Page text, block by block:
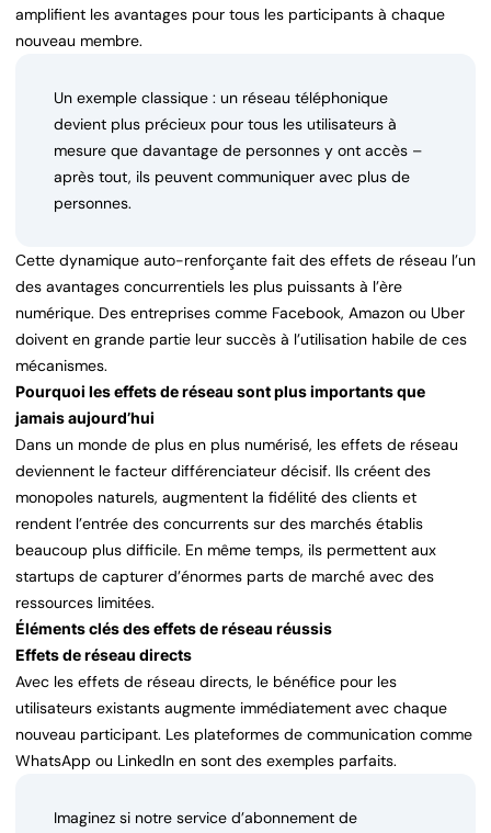
amplifient les avantages pour tous les participants à chaque
nouveau membre.
Un exemple classique : un réseau téléphonique
devient plus précieux pour tous les utilisateurs à
mesure que davantage de personnes y ont accès –
après tout, ils peuvent communiquer avec plus de
personnes.
Cette dynamique auto-renforçante fait des effets de réseau l’un
des avantages concurrentiels les plus puissants à l’ère
numérique. Des entreprises comme Facebook, Amazon ou Uber
doivent en grande partie leur succès à l’utilisation habile de ces
mécanismes.
Pourquoi les effets de réseau sont plus importants que
jamais aujourd’hui
Dans un monde de plus en plus numérisé, les effets de réseau
deviennent le facteur différenciateur décisif. Ils créent des
monopoles naturels, augmentent la fidélité des clients et
rendent l’entrée des concurrents sur des marchés établis
beaucoup plus difficile. En même temps, ils permettent aux
startups de capturer d’énormes parts de marché avec des
ressources limitées.
Éléments clés des effets de réseau réussis
Effets de réseau directs
Avec les effets de réseau directs, le bénéfice pour les
utilisateurs existants augmente immédiatement avec chaque
nouveau participant. Les plateformes de communication comme
WhatsApp ou LinkedIn en sont des exemples parfaits.
Imaginez si notre service d’abonnement de